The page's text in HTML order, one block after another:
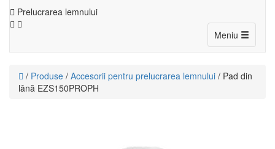
Prelucrarea lemnului
Meniu Toggle
/ Produse / Accesorii pentru prelucrarea lemnului / Pad din
lână EZS150PROPH